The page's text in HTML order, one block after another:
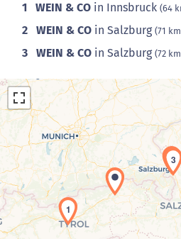
1 WEIN & CO in Innsbruck (64
2 WEIN & CO in Salzburg (71
3 WEIN & CO in Salzburg (72
Laden der
1
2
3